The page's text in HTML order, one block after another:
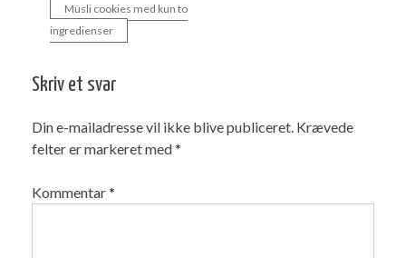
Indlægsnavigation
Müsli cookies med kun to
ingredienser
Skriv et svar
Din e-mailadresse vil ikke blive publiceret. Krævede
felter er markeret med*
Kommentar*